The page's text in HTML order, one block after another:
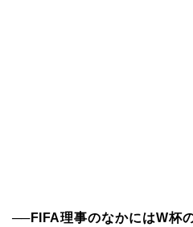
──FIFA理事のなかにはW杯